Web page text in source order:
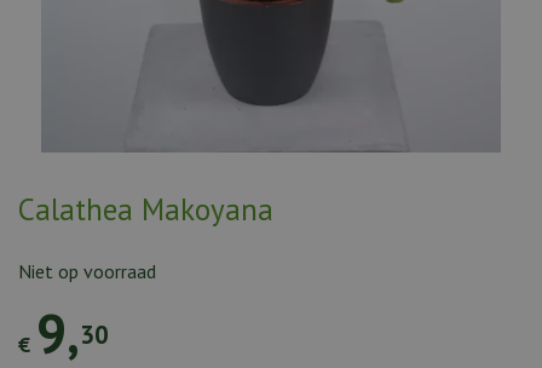
Calathea Makoyana
€ 9,30
Niet op voorraad